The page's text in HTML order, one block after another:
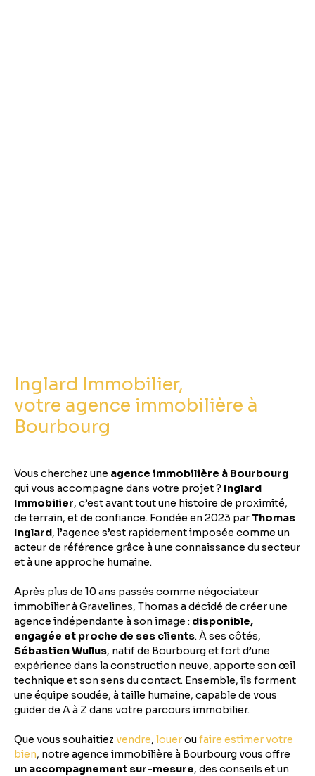
Inglard Immobilier,
votre agence immobilière à
Bourbourg
Vous cherchez une agence immobilière à Bourbourg
qui vous accompagne dans votre projet ? Inglard
Immobilier, c’est avant tout une histoire de proximité,
de terrain, et de confiance. Fondée en 2023 par Thomas
Inglard, l’agence s’est rapidement imposée comme un
acteur de référence grâce à une connaissance du secteur
et à une approche humaine.
Après plus de 10 ans passés comme négociateur
immobilier à Gravelines, Thomas a décidé de créer une
agence indépendante à son image : disponible,
engagée et proche de ses clients. À ses côtés,
Sébastien Wullus, natif de Bourbourg et fort d’une
expérience dans la construction neuve, apporte son œil
technique et son sens du contact. Ensemble, ils forment
une équipe soudée, à taille humaine, capable de vous
guider de A à Z dans votre parcours immobilier.
Que vous souhaitiez vendre, loueroufaire estimer votre
bien, notre agence immobilière à Bourbourg vous offre
un accompagnement sur-mesure, des conseils et un